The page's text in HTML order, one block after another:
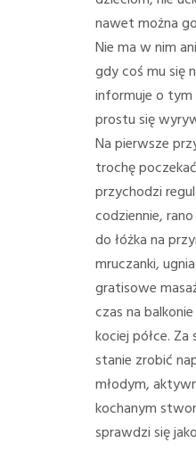
nawet można
Nie ma w nim
gdy coś mu się
informuje o tym
prostu się
Na pierwsze
trochę
przychodzi
codziennie,
do łóżka na
mruczanki,
gratisowe
czas na
kociej półce.
stanie zrobić
młodym,
kochanym
sprawdzi się